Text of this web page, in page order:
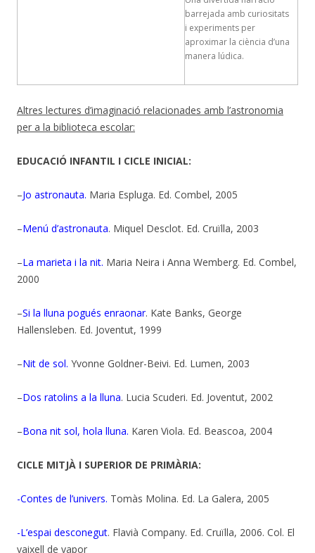
barrejada amb curiositats
i experiments per
aproximar la ciència d’una
manera lúdica.
Altres lectures d’imaginació relacionades amb l’astronomia
per a la biblioteca escolar:
EDUCACIÓ INFANTIL I CICLE INICIAL:
–Jo astronauta. Maria Espluga. Ed. Combel, 2005
–Menú d’astronauta. Miquel Desclot. Ed. Cruïlla, 2003
–La marieta i la nit. Maria Neira i Anna Wemberg. Ed. Combel,
2000
–Si la lluna pogués enraonar. Kate Banks, George
Hallensleben. Ed. Joventut, 1999
–Nit de sol. Yvonne Goldner-Beivi. Ed. Lumen, 2003
–Dos ratolins a la lluna. Lucia Scuderi. Ed. Joventut, 2002
–Bona nit sol, hola lluna. Karen Viola. Ed. Beascoa, 2004
CICLE MITJÀ I SUPERIOR DE PRIMÀRIA:
-Contes de l’univers. Tomàs Molina. Ed. La Galera, 2005
-L’espai desconegut. Flavià Company. Ed. Cruïlla, 2006. Col. El
vaixell de vapor